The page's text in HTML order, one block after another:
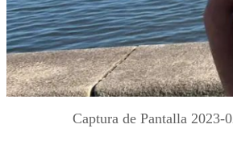
Captura de Pantalla 2023-